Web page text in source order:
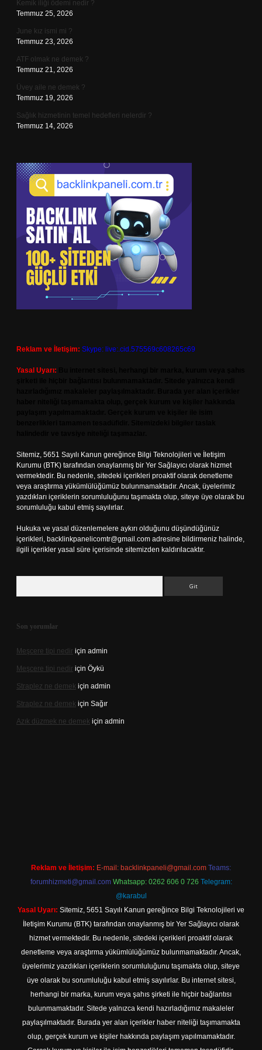
Kemik iliği ödemi nedir ?
Temmuz 25, 2026
June kız ismi mi ?
Temmuz 23, 2026
ATF olmak ne demek ?
Temmuz 21, 2026
Üvey aile ne demek ?
Temmuz 19, 2026
Sağlık hizmetinin temel hedefleri nelerdir ?
Temmuz 14, 2026
Reklam ve İletişim: Skype: live:.cid.575569c608265c69
Yasal Uyarı:
Sitemiz, 5651 Sayılı Kanun gereğince Bilgi Teknolojileri ve İletişim
Kurumu (BTK) tarafından onaylanmış bir Yer Sağlayıcı olarak hizmet
vermektedir. Bu nedenle, sitedeki içerikleri proaktif olarak denetleme
veya araştırma yükümlülüğümüz bulunmamaktadır. Ancak, üyelerimiz
yazdıkları içeriklerin sorumluluğunu taşımakta olup, siteye üye olarak bu
sorumluluğu kabul etmiş sayılırlar.
Hukuka ve yasal düzenlemelere aykırı olduğunu düşündüğünüz
içerikleri, backlinkpanelicomtr@gmail.com adresine bildirmeniz halinde,
ilgili içerikler yasal süre içerisinde sitemizden kaldırılacaktır.
Son yorumlar
Meşcere tipi nedir için admin
Meşcere tipi nedir için Öykü
Straplez ne demek için admin
Straplez ne demek için Sağır
Azık düzmek ne demek için admin
Reklam ve İletişim: E-mail: backlinkpaneli@gmail.com Teams:
forumhizmeti@gmail.com Whatsapp: 0262 606 0 726 Telegram:
@karabul
Yasal Uyarı: Sitemiz, 5651 Sayılı Kanun gereğince Bilgi Teknolojileri ve
İletişim Kurumu (BTK) tarafından onaylanmış bir Yer Sağlayıcı olarak
hizmet vermektedir. Bu nedenle, sitedeki içerikleri proaktif olarak
denetleme veya araştırma yükümlülüğümüz bulunmamaktadır. Ancak,
üyelerimiz yazdıkları içeriklerin sorumluluğunu taşımakta olup, siteye
üye olarak bu sorumluluğu kabul etmiş sayılırlar. Bu internet sitesi,
herhangi bir marka, kurum veya şahıs şirketi ile hiçbir bağlantısı
bulunmamaktadır. Sitede yalnızca kendi hazırladığımız makaleler
paylaşılmaktadır. Burada yer alan içerikler haber niteliği taşımamakta
olup, gerçek kurum ve kişiler hakkında paylaşım yapılmamaktadır.